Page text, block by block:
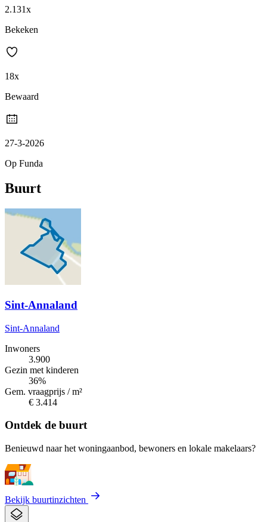
2.131x
Bekeken
18x
Bewaard
27-3-2026
Op Funda
Buurt
Sint-Annaland
Sint-Annaland
Inwoners
3.900
Gezin met kinderen
36%
Gem. vraagprijs / m²
€ 3.414
Ontdek de buurt
Benieuwd naar het woningaanbod, bewoners en lokale makelaars?
Bekijk buurtinzichten